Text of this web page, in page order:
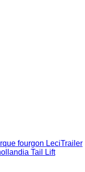
fourgon LeciTrailer
Tail Lift